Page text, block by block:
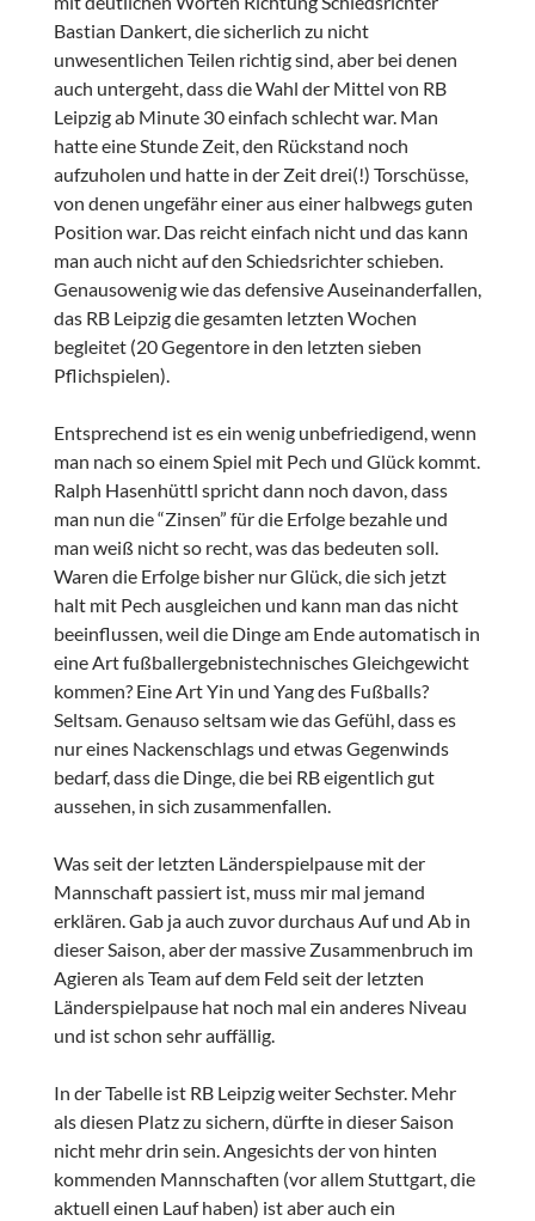
Bastian Dankert, die sicherlich zu nicht
unwesentlichen Teilen richtig sind, aber bei denen
auch untergeht, dass die Wahl der Mittel von RB
Leipzig ab Minute 30 einfach schlecht war. Man
hatte eine Stunde Zeit, den Rückstand noch
aufzuholen und hatte in der Zeit drei(!) Torschüsse,
von denen ungefähr einer aus einer halbwegs guten
Position war. Das reicht einfach nicht und das kann
man auch nicht auf den Schiedsrichter schieben.
Genausowenig wie das defensive Auseinanderfallen,
das RB Leipzig die gesamten letzten Wochen
begleitet (20 Gegentore in den letzten sieben
Pflichspielen).
Entsprechend ist es ein wenig unbefriedigend, wenn
man nach so einem Spiel mit Pech und Glück kommt.
Ralph Hasenhüttl spricht dann noch davon, dass
man nun die “Zinsen” für die Erfolge bezahle und
man weiß nicht so recht, was das bedeuten soll.
Waren die Erfolge bisher nur Glück, die sich jetzt
halt mit Pech ausgleichen und kann man das nicht
beeinflussen, weil die Dinge am Ende automatisch in
eine Art fußballergebnistechnisches Gleichgewicht
kommen? Eine Art Yin und Yang des Fußballs?
Seltsam. Genauso seltsam wie das Gefühl, dass es
nur eines Nackenschlags und etwas Gegenwinds
bedarf, dass die Dinge, die bei RB eigentlich gut
aussehen, in sich zusammenfallen.
Was seit der letzten Länderspielpause mit der
Mannschaft passiert ist, muss mir mal jemand
erklären. Gab ja auch zuvor durchaus Auf und Ab in
dieser Saison, aber der massive Zusammenbruch im
Agieren als Team auf dem Feld seit der letzten
Länderspielpause hat noch mal ein anderes Niveau
und ist schon sehr auffällig.
In der Tabelle ist RB Leipzig weiter Sechster. Mehr
als diesen Platz zu sichern, dürfte in dieser Saison
nicht mehr drin sein. Angesichts der von hinten
kommenden Mannschaften (vor allem Stuttgart, die
aktuell einen Lauf haben) ist aber auch ein